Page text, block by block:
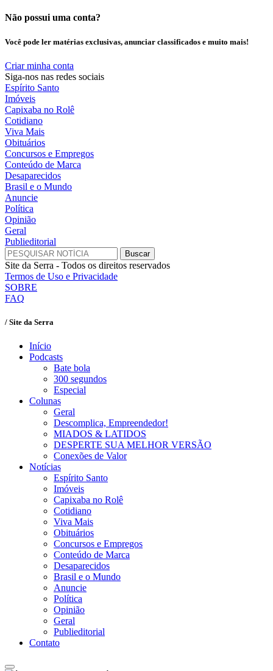
Não possui uma conta?
Você pode ler matérias exclusivas, anunciar classificados e muito mais!
Criar minha conta
Siga-nos nas redes sociais
Espírito Santo
Imóveis
Capixaba no Rolê
Cotidiano
Viva Mais
Obituários
Concursos e Empregos
Conteúdo de Marca
Desaparecidos
Brasil e o Mundo
Anuncie
Política
Opinião
Geral
Publieditorial
Site da Serra - Todos os direitos reservados
Termos de Uso e Privacidade
SOBRE
FAQ
/ Site da Serra
Início
Podcasts
Bate bola
300 segundos
Especial
Colunas
Geral
Descomplica, Empreendedor!
MIADOS & LATIDOS
DESPERTE SUA MELHOR VERSÃO
Conexões de Valor
Notícias
Espírito Santo
Imóveis
Capixaba no Rolê
Cotidiano
Viva Mais
Obituários
Concursos e Empregos
Conteúdo de Marca
Desaparecidos
Brasil e o Mundo
Anuncie
Política
Opinião
Geral
Publieditorial
Contato